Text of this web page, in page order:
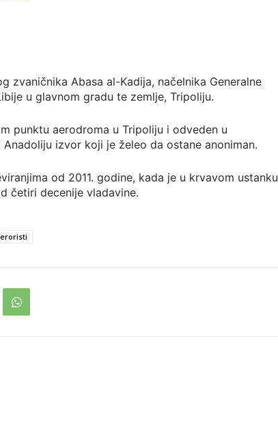
zvaničnika Abasa al-Kadija, načelnika Generalne
u glavnom gradu te zemlje, Tripoliju.
punktu aerodroma u Tripoliju i odveden u
izvor koji je želeo da ostane anoniman.
od 2011. godine, kada je u krvavom ustanku
četiri decenije vladavine.